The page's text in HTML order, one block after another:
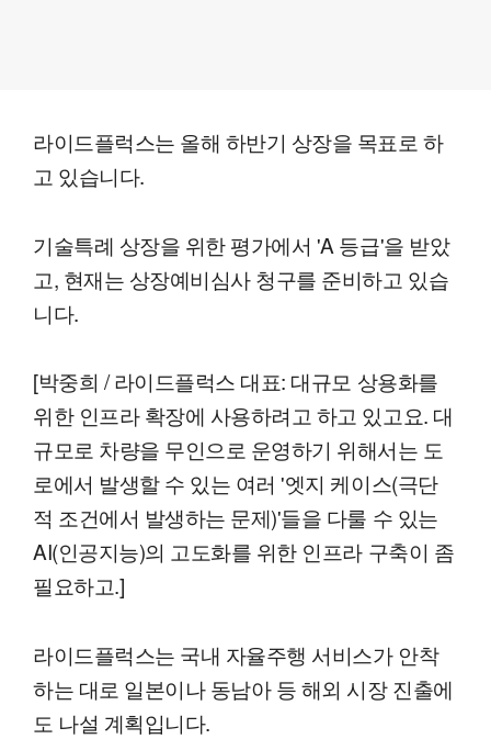
라이드플럭스는 올해 하반기 상장을 목표로 하
고 있습니다.
기술특례 상장을 위한 평가에서 'A 등급'을 받았
고, 현재는 상장예비심사 청구를 준비하고 있습
니다.
[박중희 / 라이드플럭스 대표: 대규모 상용화를
위한 인프라 확장에 사용하려고 하고 있고요. 대
규모로 차량을 무인으로 운영하기 위해서는 도
로에서 발생할 수 있는 여러 '엣지 케이스(극단
적 조건에서 발생하는 문제)'들을 다룰 수 있는
AI(인공지능)의 고도화를 위한 인프라 구축이 좀
필요하고.]
라이드플럭스는 국내 자율주행 서비스가 안착
하는 대로 일본이나 동남아 등 해외 시장 진출에
도 나설 계획입니다.